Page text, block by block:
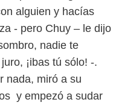
alguien y hacías
- pero Chuy – le dijo
nadie te
¡ibas tú sólo! -.
nada, miró a su
y empezó a sudar